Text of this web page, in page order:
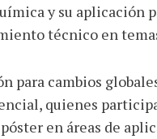
y su aplicación
técnico en
para cambios
quienes
en áreas de